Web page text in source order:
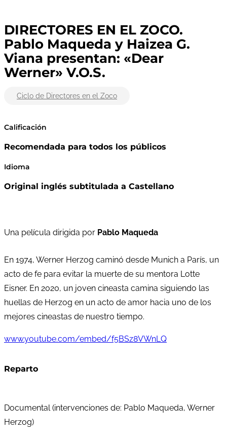
DIRECTORES EN EL ZOCO.
Pablo Maqueda y Haizea G.
Viana presentan: «Dear
Werner» V.O.S.
Ciclo de Directores en el Zoco
Calificación
Recomendada para todos los públicos
Idioma
Original inglés subtitulada a Castellano
Una película dirigida por Pablo Maqueda
En 1974, Werner Herzog caminó desde Munich a París, un
acto de fe para evitar la muerte de su mentora Lotte
Eisner. En 2020, un joven cineasta camina siguiendo las
huellas de Herzog en un acto de amor hacia uno de los
mejores cineastas de nuestro tiempo.
www.youtube.com/embed/f5BSz8VWnLQ
Reparto
Documental (intervenciones de: Pablo Maqueda, Werner
Herzog)